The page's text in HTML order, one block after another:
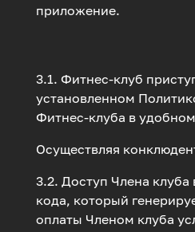
приложение.
3.1. Фитнес-клуб
установленном
Фитнес-клуба в
Осуществляя
3.2. Доступ Члена
кода, который
оплаты Членом клуба